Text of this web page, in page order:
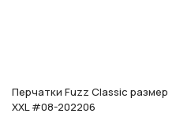
Перчатки Fuzz Classic размер
XXL #08-202206